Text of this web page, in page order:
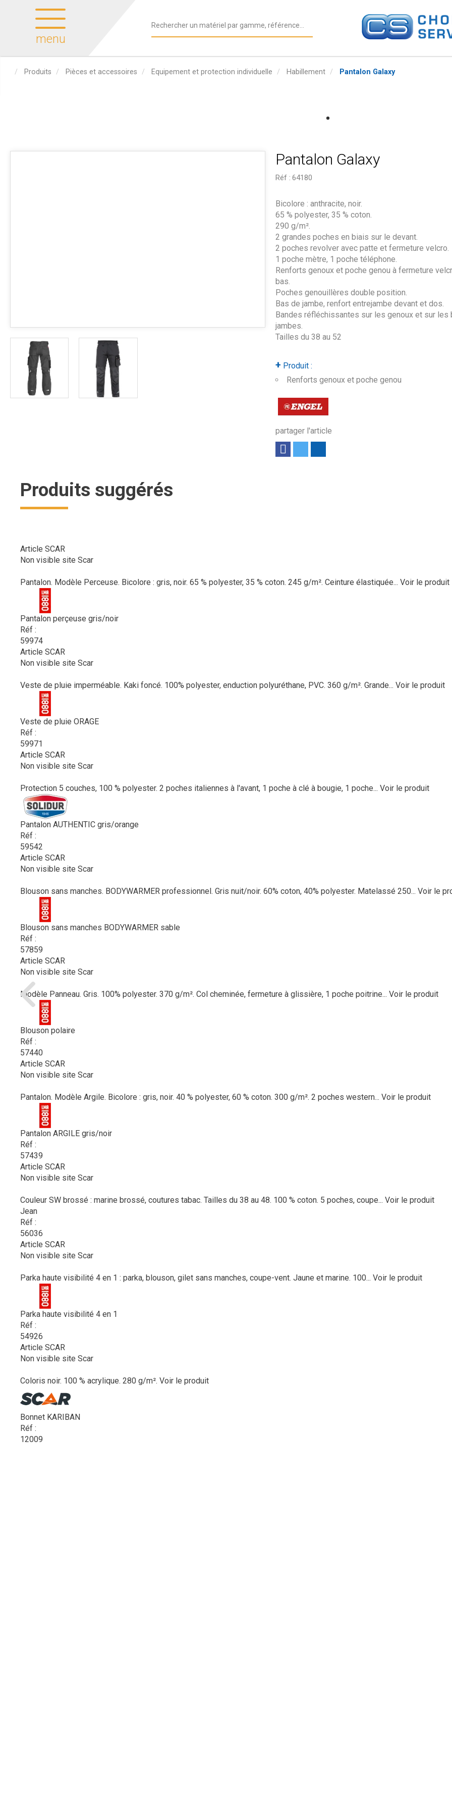
menu
Produits Pièces et accessoires Equipement et protection individuelle Habillement Pantalon Galaxy
Pantalon Galaxy
Réf : 64180
+ Produit :
Renforts genoux et poche genou
partager l'article
Bicolore : anthracite, noir.
65 % polyester, 35 % coton.
290 g/m².
2 grandes poches en biais sur le devant.
2 poches revolver avec patte et fermeture velcro.
1 poche mètre, 1 poche téléphone.
Renforts genoux et poche genou à fermeture
bas.
Poches genouillères double position.
Bas de jambe, renfort entrejambe devant et dos.
Bandes réfléchissantes sur les genoux et sur les
jambes.
Tailles du 38 au 52
Produits suggérés
Article SCAR
Non visible site Scar
Pantalon. Modèle Perceuse. Bicolore : gris, noir. 65 % polyester, 35 % coton. 245 g/m². Ceinture élastiquée... Voir le produit
Pantalon perçeuse gris/noir
Réf :
59974
Article SCAR
Non visible site Scar
Veste de pluie imperméable. Kaki foncé. 100% polyester, enduction polyuréthane, PVC. 360 g/m². Grande... Voir le produit
Veste de pluie ORAGE
Réf :
59971
Article SCAR
Non visible site Scar
Protection 5 couches, 100 % polyester. 2 poches italiennes à l'avant, 1 poche à clé à bougie, 1 poche... Voir le produit
Pantalon AUTHENTIC gris/orange
Réf :
59542
Article SCAR
Non visible site Scar
Blouson sans manches. BODYWARMER professionnel. Gris nuit/noir. 60% coton, 40% polyester. Matelassé 250... Voir le
Blouson sans manches BODYWARMER sable
Réf :
57859
Article SCAR
Non visible site Scar
Modèle Panneau. Gris. 100% polyester. 370 g/m². Col cheminée, fermeture à glissière, 1 poche poitrine... Voir le produit
Blouson polaire
Réf :
57440
Article SCAR
Non visible site Scar
Pantalon. Modèle Argile. Bicolore : gris, noir. 40 % polyester, 60 % coton. 300 g/m². 2 poches western... Voir le produit
Pantalon ARGILE gris/noir
Réf :
57439
Article SCAR
Non visible site Scar
Couleur SW brossé : marine brossé, coutures tabac. Tailles du 38 au 48. 100 % coton. 5 poches, coupe... Voir le produit
Jean
Réf :
56036
Article SCAR
Non visible site Scar
Parka haute visibilité 4 en 1 : parka, blouson, gilet sans manches, coupe-vent. Jaune et marine. 100... Voir le produit
Parka haute visibilité 4 en 1
Réf :
54926
Article SCAR
Non visible site Scar
Coloris noir. 100 % acrylique. 280 g/m². Voir le produit
Bonnet KARIBAN
Réf :
12009